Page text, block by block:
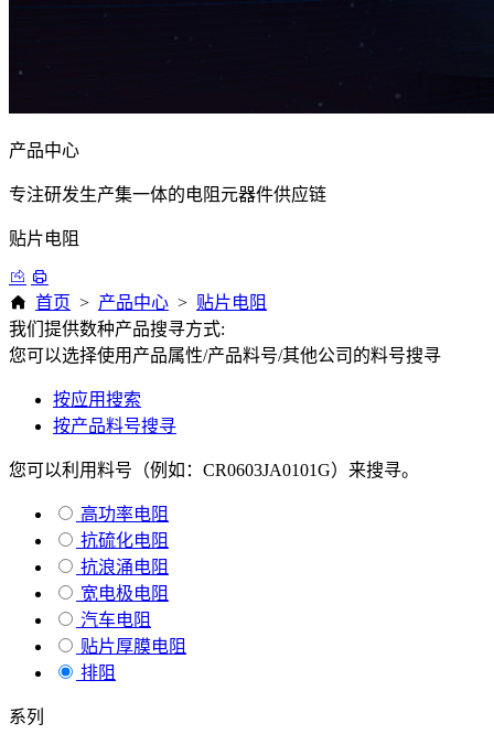
产品中心
专注研发生产集一体的电阻元器件供应链
贴片电阻
首页 > 产品中心 > 贴片电阻
我们提供数种产品搜寻方式:
您可以选择使用产品属性/产品料号/其他公司的料号搜寻
按应用搜索
按产品料号搜寻
您可以利用料号（例如：CR0603JA0101G）来搜寻。
高功率电阻
抗硫化电阻
抗浪涌电阻
宽电极电阻
汽车电阻
贴片厚膜电阻
排阻
系列